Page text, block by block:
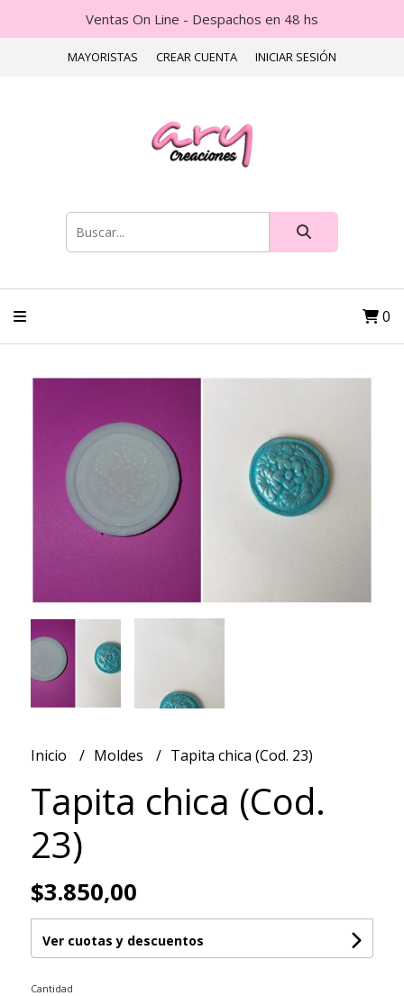
Ventas On Line - Despachos en 48 hs
MAYORISTAS CREAR CUENTA INICIAR SESIÓN
0
Inicio Moldes Tapita chica (Cod. 23)
Tapita chica (Cod.
23)
$3.850,00
Ver cuotas y descuentos
Cantidad